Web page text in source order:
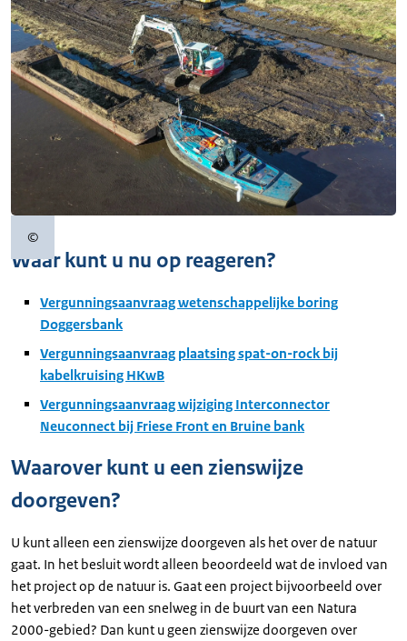
©Copyrightinformatie
Waar kunt u nu op reageren?
Vergunningsaanvraag wetenschappelijke boring
Doggersbank
Vergunningsaanvraag plaatsing spat-on-rock bij
kabelkruising HKwB
Vergunningsaanvraag wijziging Interconnector
Neuconnect bij Friese Front en Bruine bank
Waarover kunt u een zienswijze
doorgeven?
U kunt alleen een zienswijze doorgeven als het over de natuur
gaat. In het besluit wordt alleen beoordeeld wat de invloed van
het project op de natuur is. Gaat een project bijvoorbeeld over
het verbreden van een snelweg in de buurt van een Natura
2000-gebied? Dan kunt u geen zienswijze doorgeven over